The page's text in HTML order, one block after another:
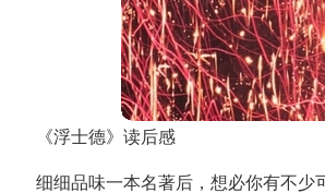
《浮士德》读后感
细细品味一本名著后，想必你有不少